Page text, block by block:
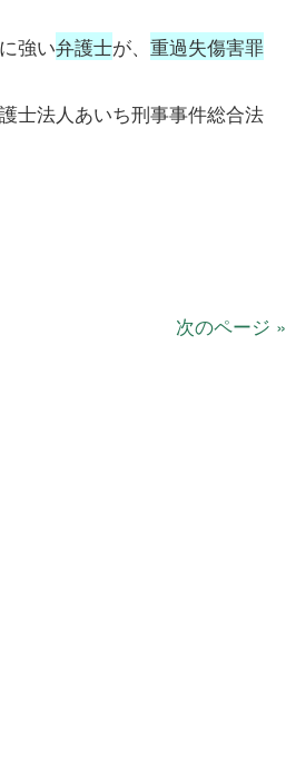
に強い弁護士が、 重過失傷害罪
士法人あいち刑事事件総合法
次のページ »